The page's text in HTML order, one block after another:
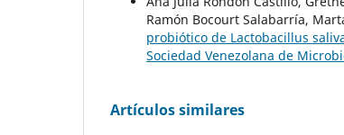
Ramón Bocourt Salabarría,
probiótico de Lactobacillus
Sociedad Venezolana de
Artículos similares